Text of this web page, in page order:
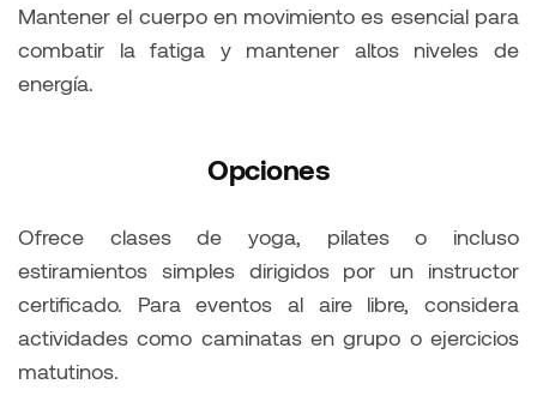
Mantener el cuerpo en movimiento es esencial para
combatir la fatiga y mantener altos niveles de
energía.
Opciones
Ofrece clases de yoga, pilates o incluso
estiramientos simples dirigidos por un instructor
certificado. Para eventos al aire libre, considera
actividades como caminatas en grupo o ejercicios
matutinos.